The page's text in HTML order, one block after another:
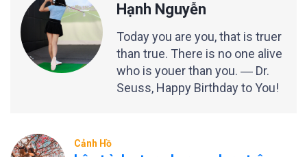
Hạnh Nguyễn
Today you are you, that is truer
than true. There is no one alive
who is youer than you. ― Dr.
Seuss, Happy Birthday to You!
Cảnh Hồ